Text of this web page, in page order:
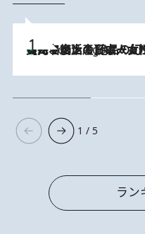
2 Hours Ago
【ハワイ土産】ローカルの絶大な支持で復活！ 絶品の幻クッキー《元ファンの日本人女性が受け継いだ名店》
1 / 5
ラン